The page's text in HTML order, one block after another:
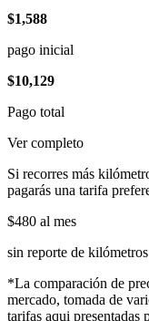
$1,588
pago inicial
$10,129
Pago total
Ver completo
Si recorres más
pagarás una tarifa
$480 al mes
sin reporte de kilómetros
*La comparación de
mercado, tomada de
tarifas aqui presentadas